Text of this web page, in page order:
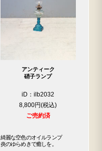
アンティーク
硝子ランプ
iD：ilb2032
8,800円
ご売約済
綺麗な空色のオイルランプ
炎のゆらめきで癒しを。